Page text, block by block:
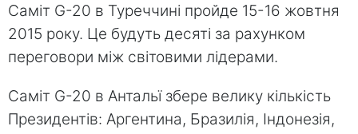
Саміт G-20 в Туреччині пройде 15-16 жовтня
2015 року. Це будуть десяті за рахунком
переговори між світовими лідерами.
Саміт G-20 в Антальї збере велику кількість
Президентів: Аргентина, Бразилія, Індонезія,